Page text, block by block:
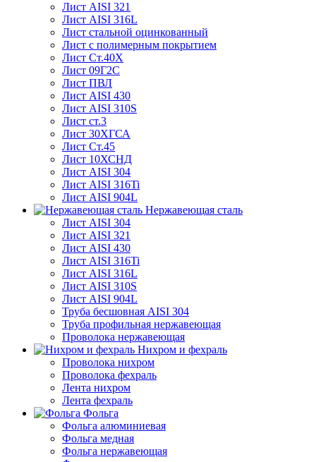
Лист AISI 321
Лист AISI 316L
Лист стальной оцинкованный
Лист с полимерным покрытием
Лист Ст.40Х
Лист 09Г2С
Лист ПВЛ
Лист AISI 430
Лист AISI 310S
Лист ст.3
Лист 30ХГСА
Лист Ст.45
Лист 10ХСНД
Лист AISI 304
Лист AISI 316Ti
Лист AISI 904L
Нержавеющая сталь
Лист AISI 304
Лист AISI 321
Лист AISI 430
Лист AISI 316Ti
Лист AISI 316L
Лист AISI 310S
Лист AISI 904L
Труба бесшовная AISI 304
Труба профильная нержавеющая
Проволока нержавеющая
Нихром и фехраль
Проволока нихром
Проволока фехраль
Лента нихром
Лента фехраль
Фольга
Фольга алюминиевая
Фольга медная
Фольга нержавеющая